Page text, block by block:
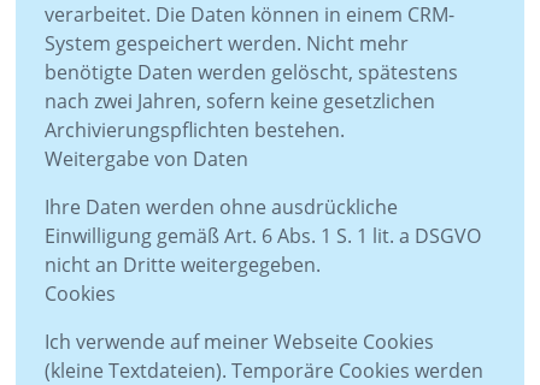
verarbeitet. Die Daten können in einem CRM-
System gespeichert werden. Nicht mehr
benötigte Daten werden gelöscht, spätestens
nach zwei Jahren, sofern keine gesetzlichen
Archivierungspflichten bestehen.
Weitergabe von Daten
Ihre Daten werden ohne ausdrückliche
Einwilligung gemäß Art. 6 Abs. 1 S. 1 lit. a DSGVO
nicht an Dritte weitergegeben.
Cookies
Ich verwende auf meiner Webseite Cookies
(kleine Textdateien). Temporäre Cookies werden